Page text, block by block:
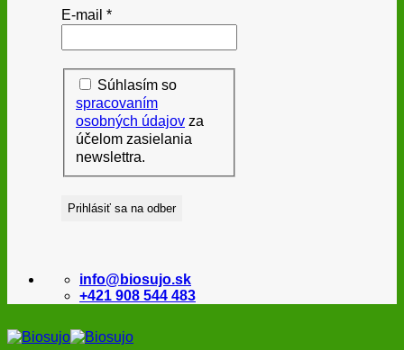
E-mail *
Súhlasím so
spracovaním
osobných údajov za
účelom zasielania
newslettra.
info@biosujo.sk
+421 908 544 483